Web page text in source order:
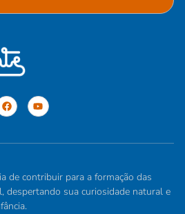
de contribuir para a formação das
despertando sua curiosidade natural e